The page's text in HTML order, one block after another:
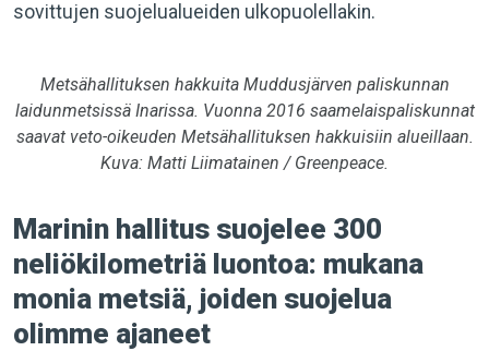
sovittujen suojelualueiden ulkopuolellakin.
Metsähallituksen hakkuita Muddusjärven paliskunnan
laidunmetsissä Inarissa. Vuonna 2016 saamelaispaliskunnat
saavat veto-oikeuden Metsähallituksen hakkuisiin alueillaan.
Kuva: Matti Liimatainen / Greenpeace.
Marinin hallitus suojelee 300
neliökilometriä luontoa: mukana
monia metsiä, joiden suojelua
olimme ajaneet